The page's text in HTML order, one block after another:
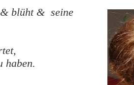
blüht & seine
haben.